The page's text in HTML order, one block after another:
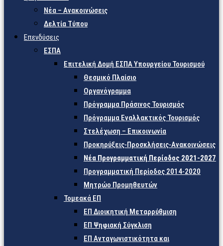
Νέα – Ανακοινώσεις
Δελτία Τύπου
Επενδύσεις
ΕΣΠΑ
Επιτελική Δομή ΕΣΠΑ Υπουργείου Τουρισμού
Θεσμικό Πλαίσιο
Οργανόγραμμα
Πρόγραμμα Πράσινος Τουρισμός
Πρόγραμμα Εναλλακτικός Τουρισμός
Στελέχωση – Επικοινωνία
Προκηρύξεις-Προσκλήσεις-Ανακοινώσεις
Νέα Προγραμματική Περίοδος 2021-2027
Προγραμματική Περίοδος 2014-2020
Μητρώο Προμηθευτών
Τομεακά ΕΠ
ΕΠ Διοικητική Μεταρρύθμιση
ΕΠ Ψηφιακή Σύγκλιση
ΕΠ Ανταγωνιστικότητα και